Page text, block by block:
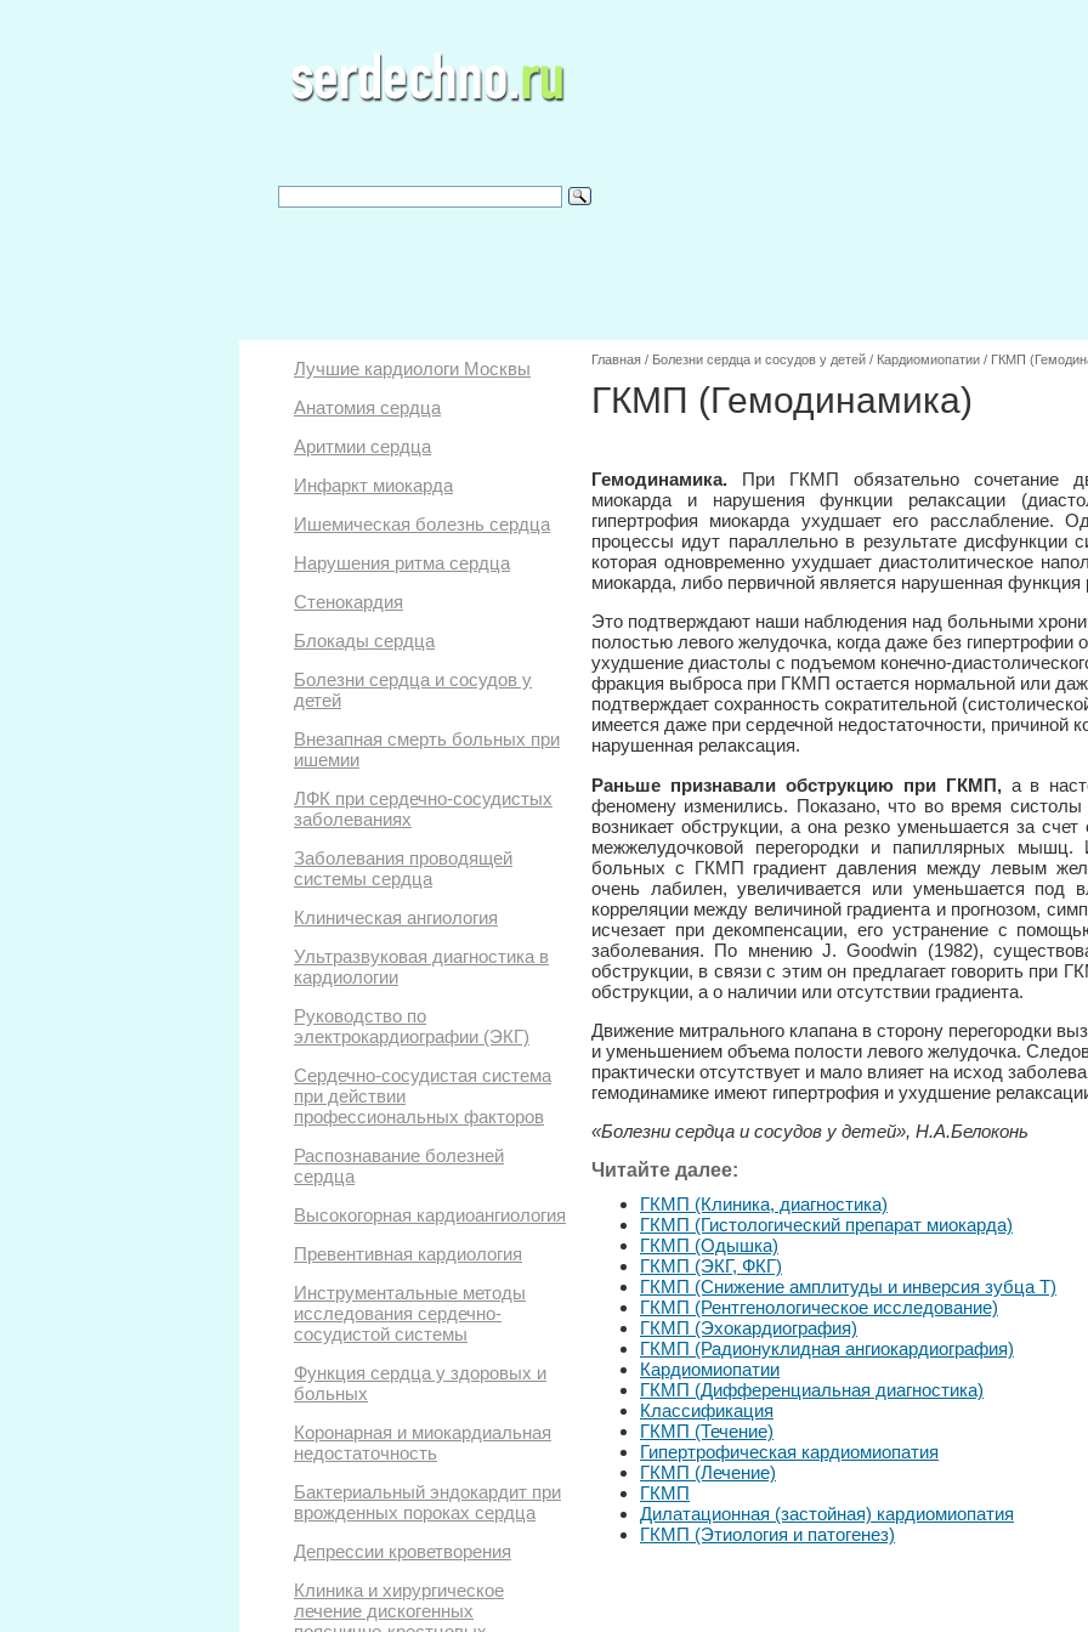
Лучшие кардиологи Москвы
Анатомия сердца
Аритмии сердца
Инфаркт миокарда
Ишемическая болезнь сердца
Нарушения ритма сердца
Стенокардия
Блокады сердца
Болезни сердца и сосудов у
детей
Внезапная смерть больных при
ишемии
ЛФК при сердечно-сосудистых
заболеваниях
Заболевания проводящей
системы сердца
Клиническая ангиология
Ультразвуковая диагностика в
кардиологии
Руководство по
электрокардиографии (ЭКГ)
Сердечно-сосудистая система
при действии
профессиональных факторов
Распознавание болезней
сердца
Высокогорная кардиоангиология
Превентивная кардиология
Инструментальные методы
исследования сердечно-
сосудистой системы
Функция сердца у здоровых и
больных
Коронарная и миокардиальная
недостаточность
Бактериальный эндокардит при
врожденных пороках сердца
Депрессии кроветворения
Клиника и хирургическое
лечение дискогенных
Главная / Болезни сердца и сосудов у детей / Кардиомиопатии / ГКМП
ГКМП (Гемодинамика)
Гемодинамика. При ГКМП обязательно сочетание
миокарда и нарушения функции релаксации
гипертрофия миокарда ухудшает его расслабление.
процессы идут параллельно в результате дисфункции
которая одновременно ухудшает диастолитическое
миокарда, либо первичной является нарушенная функция
Это подтверждают наши наблюдения над больными
полостью левого желудочка, когда даже без гипертрофии
ухудшение диастолы с подъемом конечно-
фракция выброса при ГКМП остается нормальной или
подтверждает сохранность сократительной
имеется даже при сердечной недостаточности, причиной
нарушенная релаксация.
Раньше признавали обструкцию при ГКМП,а в
феномену изменились. Показано, что во время систолы
возникает обструкции, а она резко уменьшается за
межжелудочковой перегородки и папиллярных
больных с ГКМП градиент давления между левым
очень лабилен, увеличивается или уменьшается под
корреляции между величиной градиента и прогнозом,
исчезает при декомпенсации, его устранение с
заболевания. По мнению J. Goodwin (1982),
обструкции, в связи с этим он предлагает говорить при
обструкции, а о наличии или отсутствии градиента.
Движение митрального клапана в сторону перегородки
и уменьшением объема полости левого желудочка.
практически отсутствует и мало влияет на исход
гемодинамике имеют гипертрофия и ухудшение
«Болезни сердца и сосудов у детей», Н.А.Белоконь
Читайте далее:
ГКМП (Клиника, диагностика)
ГКМП (Гистологический препарат миокарда)
ГКМП (Одышка)
ГКМП (ЭКГ, ФКГ)
ГКМП (Снижение амплитуды и инверсия зубца Т)
ГКМП (Рентгенологическое исследование)
ГКМП (Эхокардиография)
ГКМП (Радионуклидная ангиокардиография)
Кардиомиопатии
ГКМП (Дифференциальная диагностика)
Классификация
ГКМП (Течение)
Гипертрофическая кардиомиопатия
ГКМП (Лечение)
ГКМП
Дилатационная (застойная) кардиомиопатия
ГКМП (Этиология и патогенез)